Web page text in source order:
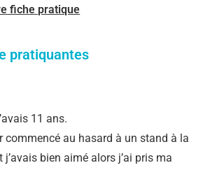
fiche pratique
pratiquantes
11 ans.
commencé au hasard à un stand à la
bien aimé alors j’ai pris ma